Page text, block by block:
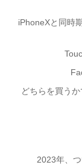
iPhoneXと同時
どちらを買う
2023年、